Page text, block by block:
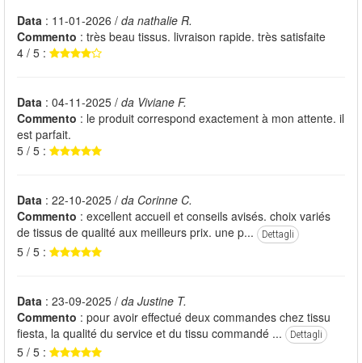
Data : 11-01-2026 / da nathalie R.
Commento : très beau tissus. livraison rapide. très satisfaite
4 / 5 :
Data : 04-11-2025 / da Viviane F.
Commento : le produit correspond exactement à mon attente. il
est parfait.
5 / 5 :
Data : 22-10-2025 / da Corinne C.
Commento : excellent accueil et conseils avisés. choix variés
de tissus de qualité aux meilleurs prix. une p...
Dettagli
5 / 5 :
Data : 23-09-2025 / da Justine T.
Commento : pour avoir effectué deux commandes chez tissu
fiesta, la qualité du service et du tissu commandé ...
Dettagli
5 / 5 :